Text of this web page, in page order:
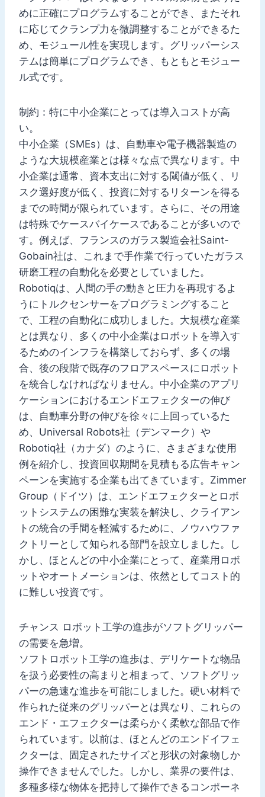
めに正確にプログラムすることができ、またそれ
に応じてクランプ力を微調整することができるた
め、モジュール性を実現します。グリッパーシス
テムは簡単にプログラムでき、もともとモジュー
ル式です。
制約：特に中小企業にとっては導入コストが高
い。
中小企業（SMEs）は、自動車や電子機器製造の
ような大規模産業とは様々な点で異なります。中
小企業は通常、資本支出に対する閾値が低く、リ
スク選好度が低く、投資に対するリターンを得る
までの時間が限られています。さらに、その用途
は特殊でケースバイケースであることが多いので
す。例えば、フランスのガラス製造会社Saint-
Gobain社は、これまで手作業で行っていたガラス
研磨工程の自動化を必要としていました。
Robotiqは、人間の手の動きと圧力を再現するよ
うにトルクセンサーをプログラミングすること
で、工程の自動化に成功しました。大規模な産業
とは異なり、多くの中小企業はロボットを導入す
るためのインフラを構築しておらず、多くの場
合、後の段階で既存のフロアスペースにロボット
を統合しなければなりません。中小企業のアプリ
ケーションにおけるエンドエフェクターの伸び
は、自動車分野の伸びを徐々に上回っているた
め、Universal Robots社（デンマーク）や
Robotiq社（カナダ）のように、さまざまな使用
例を紹介し、投資回収期間を見積もる広告キャン
ペーンを実施する企業も出てきています。Zimmer
Group（ドイツ）は、エンドエフェクターとロボ
ットシステムの困難な実装を解決し、クライアン
トの統合の手間を軽減するために、ノウハウファ
クトリーとして知られる部門を設立しました。し
かし、ほとんどの中小企業にとって、産業用ロボ
ットやオートメーションは、依然としてコスト的
に難しい投資です。
チャンス ロボット工学の進歩がソフトグリッパー
の需要を急増。
ソフトロボット工学の進歩は、デリケートな物品
を扱う必要性の高まりと相まって、ソフトグリッ
パーの急速な進歩を可能にしました。硬い材料で
作られた従来のグリッパーとは異なり、これらの
エンド・エフェクターは柔らかく柔軟な部品で作
られています。以前は、ほとんどのエンドイフェ
クターは、固定されたサイズと形状の対象物しか
操作できませんでした。しかし、業界の要件は、
多種多様な物体を把持して操作できるコンポーネ